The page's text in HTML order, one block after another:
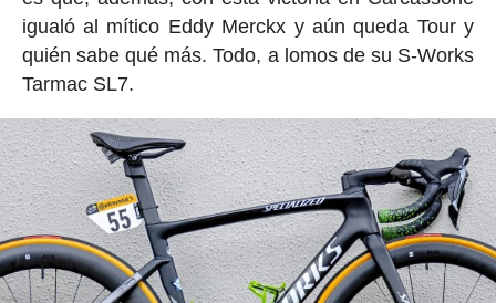
igualó al mítico Eddy Merckx y aún queda Tour y
quién sabe qué más. Todo, a lomos de su S-Works
Tarmac SL7.